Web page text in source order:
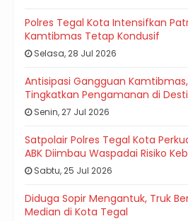
Polres Tegal Kota Intensifkan
Kamtibmas Tetap Kondusif
Selasa, 28 Jul 2026
Antisipasi Gangguan
Tingkatkan Pengamanan di
Senin, 27 Jul 2026
Satpolair Polres Tegal Kota
ABK Diimbau Waspadai Risiko
Sabtu, 25 Jul 2026
Diduga Sopir Mengantuk, Truk
Median di Kota Tegal